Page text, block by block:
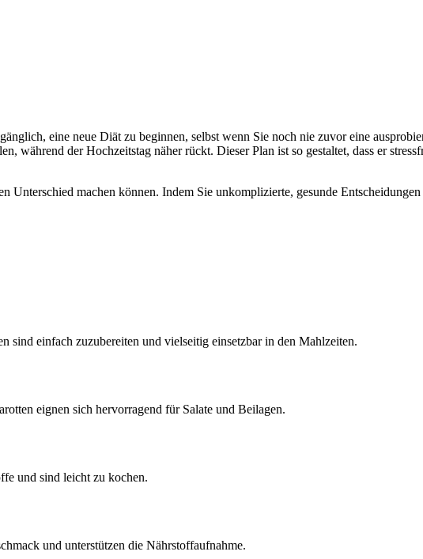
eine neue Diät zu beginnen, selbst wenn Sie noch nie zuvor eine
während der Hochzeitstag näher rückt. Dieser Plan ist so gestaltet, dass er
Unterschied machen können. Indem Sie unkomplizierte, gesunde
sind einfach zuzubereiten und vielseitig einsetzbar in den Mahlzeiten.
eignen sich hervorragend für Salate und Beilagen.
und sind leicht zu kochen.
und unterstützen die Nährstoffaufnahme.